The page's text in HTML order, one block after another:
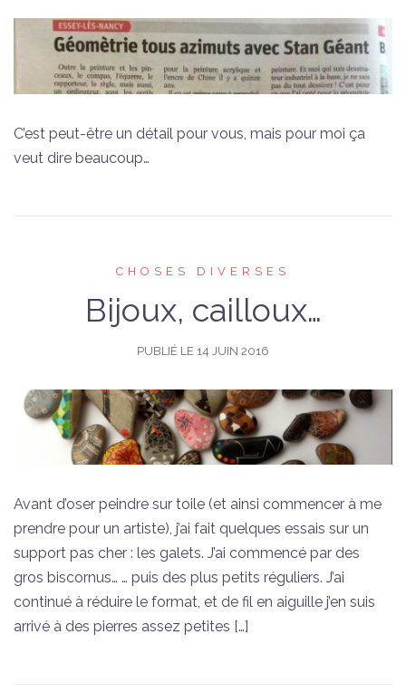
C’est peut-être un détail pour vous, mais pour moi ça
veut dire beaucoup…
CHOSES DIVERSES
Bijoux, cailloux…
PUBLIÉ LE 14 JUIN 2016
Avant d’oser peindre sur toile (et ainsi commencer à me
prendre pour un artiste), j’ai fait quelques essais sur un
support pas cher : les galets. J’ai commencé par des
gros biscornus… … puis des plus petits réguliers. J’ai
continué à réduire le format, et de fil en aiguille j’en suis
arrivé à des pierres assez petites […]